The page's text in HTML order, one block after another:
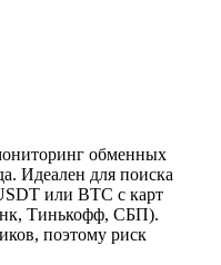
обменных
Идеален для поиска
или BTC с карт
Тинькофф, СБП).
поэтому риск